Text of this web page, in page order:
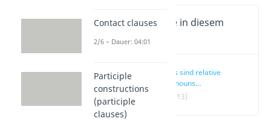
Wichtige Inhalte in diesem
Video
Was sind relative
pronouns
(Relativpronomen)?
(00:13)
Contact clauses
2/6 – Dauer: 04:01
Participle
constructions
(participle
clauses)